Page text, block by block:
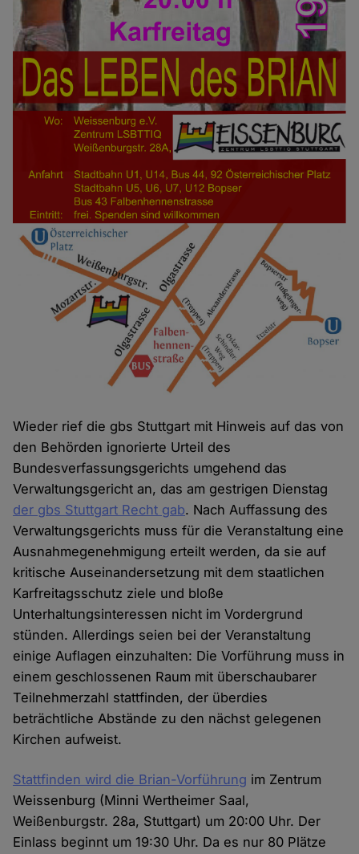
Wieder rief die gbs Stuttgart mit Hinweis auf das von
den Behörden ignorierte Urteil des
Bundesverfassungsgerichts umgehend das
Verwaltungsgericht an, das am gestrigen Dienstag
der gbs Stuttgart Recht gab. Nach Auffassung des
Verwaltungsgerichts muss für die Veranstaltung eine
Ausnahmegenehmigung erteilt werden, da sie auf
kritische Auseinandersetzung mit dem staatlichen
Karfreitagsschutz ziele und bloße
Unterhaltungsinteressen nicht im Vordergrund
stünden. Allerdings seien bei der Veranstaltung
einige Auflagen einzuhalten: Die Vorführung muss in
einem geschlossenen Raum mit überschaubarer
Teilnehmerzahl stattfinden, der überdies
beträchtliche Abstände zu den nächst gelegenen
Kirchen aufweist.
Stattfinden wird die Brian-Vorführung im Zentrum
Weissenburg (Minni Wertheimer Saal,
Weißenburgstr. 28a, Stuttgart) um 20:00 Uhr. Der
Einlass beginnt um 19:30 Uhr. Da es nur 80 Plätze